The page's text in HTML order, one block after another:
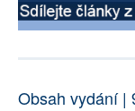
Obsah vydání |